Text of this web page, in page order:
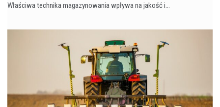
Właściwa technika magazynowania wpływa na jakość i…